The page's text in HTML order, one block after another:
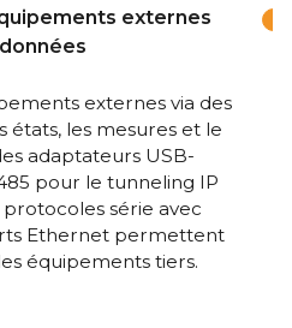
externes
externes via des
états, les mesures et le
adaptateurs USB-
pour le tunneling IP
protocoles série avec
Ethernet permettent
équipements tiers.